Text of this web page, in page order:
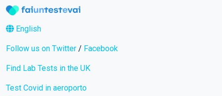
English
Follow us on Twitter / Facebook
Find Lab Tests in the UK
Test Covid in aeroporto